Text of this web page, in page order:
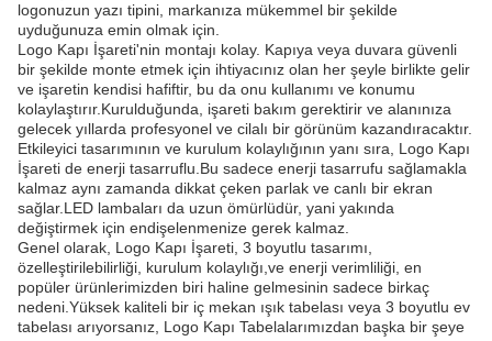
logonuzun yazı tipini, markanıza mükemmel bir şekilde
uyduğunuza emin olmak için.
Logo Kapı İşareti'nin montajı kolay. Kapıya veya duvara güvenli
bir şekilde monte etmek için ihtiyacınız olan her şeyle birlikte gelir
ve işaretin kendisi hafiftir, bu da onu kullanımı ve konumu
kolaylaştırır.Kurulduğunda, işareti bakım gerektirir ve alanınıza
gelecek yıllarda profesyonel ve cilalı bir görünüm kazandıracaktır.
Etkileyici tasarımının ve kurulum kolaylığının yanı sıra, Logo Kapı
İşareti de enerji tasarruflu.Bu sadece enerji tasarrufu sağlamakla
kalmaz aynı zamanda dikkat çeken parlak ve canlı bir ekran
sağlar.LED lambaları da uzun ömürlüdür, yani yakında
değiştirmek için endişelenmenize gerek kalmaz.
Genel olarak, Logo Kapı İşareti, 3 boyutlu tasarımı,
özelleştirilebilirliği, kurulum kolaylığı,ve enerji verimliliği, en
popüler ürünlerimizden biri haline gelmesinin sadece birkaç
nedeni.Yüksek kaliteli bir iç mekan ışık tabelası veya 3 boyutlu ev
tabelası arıyorsanız, Logo Kapı Tabelalarımızdan başka bir şeye